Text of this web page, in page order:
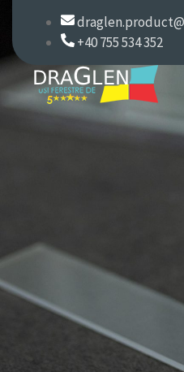
+40 755 534 352